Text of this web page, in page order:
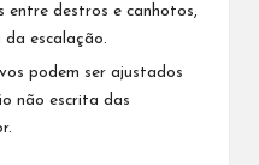
destros e canhotos,
escalação.
podem ser ajustados
não escrita das